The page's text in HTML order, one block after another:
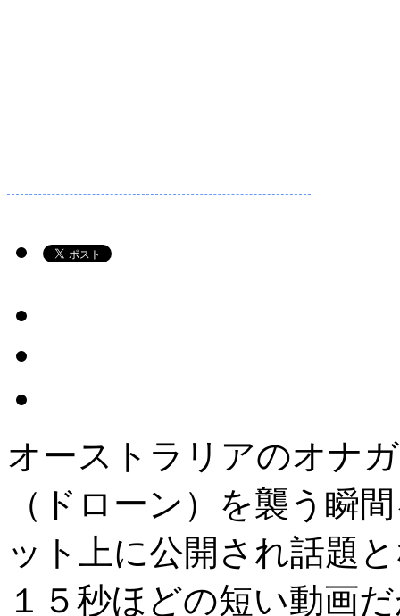
オーストラリアのオナ
（ドローン）を襲う瞬
ット上に公開され話題
１５秒ほどの短い動画